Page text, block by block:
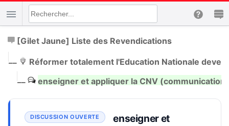
[Gilet Jaune] Liste des Revendications
__
Réformer totalement l'Education Nationale
__ enseigner et appliquer la CNV
enseigner et